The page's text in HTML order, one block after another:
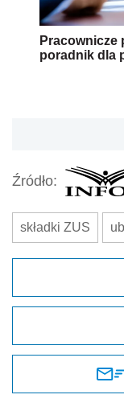
Pracownicze
poradnik dla
Źródło:
składki ZUS